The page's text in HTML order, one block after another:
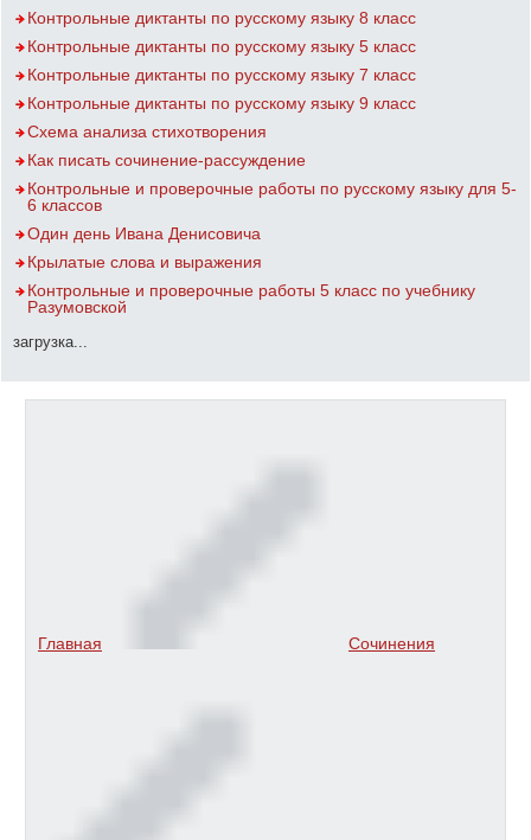
Контрольные диктанты по русскому языку 8 класс
Контрольные диктанты по русскому языку 5 класс
Контрольные диктанты по русскому языку 7 класс
Контрольные диктанты по русскому языку 9 класс
Схема анализа стихотворения
Как писать сочинение-рассуждение
Контрольные и проверочные работы по русскому языку для 5-
6 классов
Один день Ивана Денисовича
Крылатые слова и выражения
Контрольные и проверочные работы 5 класс по учебнику
Разумовской
загрузка...
Главная Сочинения